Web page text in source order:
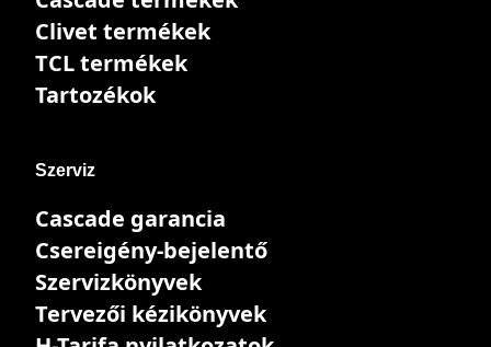
Clivet termékek
TCL termékek
Tartozékok
Szerviz
Cascade garancia
Csereigény-bejelentő
Szervizkönyvek
Tervezői kézikönyvek